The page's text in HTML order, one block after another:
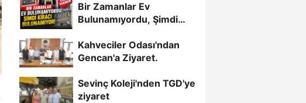
Bir Zamanlar Ev
Bulunamıyordu, Şimdi
Kahveciler Odası'ndan
Gencan'a Ziyaret.
Sevinç Koleji'nden TGD'ye
ziyaret